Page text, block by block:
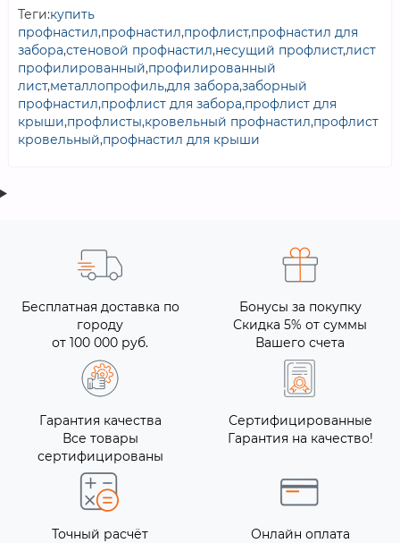
Теги:купить
профнастил,профнастил,профлист,профнастил для
забора,стеновой профнастил,несущий профлист,лист
профилированный,профилированный
лист,металлопрофиль,для забора,заборный
профнастил,профлист для забора,профлист для
крыши,профлисты,кровельный профнастил,профлист
кровельный,профнастил для крыши
Бесплатная доставка по
городу
от 100 000 руб.
Бонусы за покупку
Скидка 5% от суммы
Вашего счета
Гарантия качества
Все товары
сертифицированы
Сертифицированные
Гарантия на качество!
Точный расчёт
Онлайн оплата